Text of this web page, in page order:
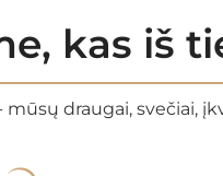
kas iš
mūsų draugai,